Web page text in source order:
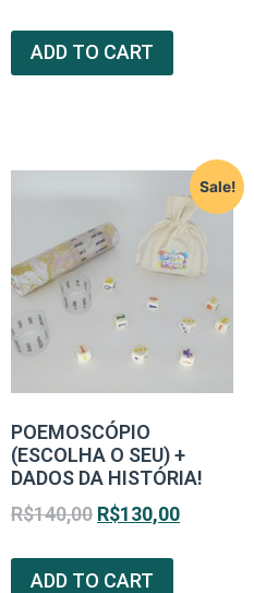
ADD TO CART
Sale!
POEMOSCÓPIO
(ESCOLHA O SEU) +
DADOS DA HISTÓRIA!
R$140,00 R$130,00
ADD TO CART